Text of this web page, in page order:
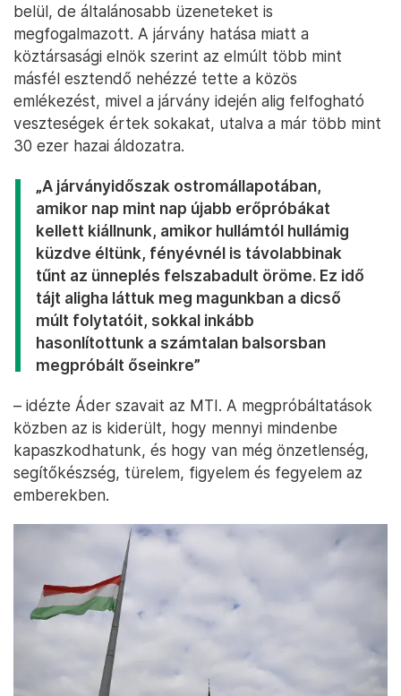
belül, de általánosabb üzeneteket is
megfogalmazott. A járvány hatása miatt a
köztársasági elnök szerint az elmúlt több mint
másfél esztendő nehézzé tette a közös
emlékezést, mivel a járvány idején alig felfogható
veszteségek értek sokakat, utalva a már több mint
30 ezer hazai áldozatra.
„A járványidőszak ostromállapotában,
amikor nap mint nap újabb erőpróbákat
kellett kiállnunk, amikor hullámtól hullámig
küzdve éltünk, fényévnél is távolabbinak
tűnt az ünneplés felszabadult öröme. Ez idő
tájt aligha láttuk meg magunkban a dicső
múlt folytatóit, sokkal inkább
hasonlítottunk a számtalan balsorsban
megpróbált őseinkre”
– idézte Áder szavait az MTI. A megpróbáltatások
közben az is kiderült, hogy mennyi mindenbe
kapaszkodhatunk, és hogy van még önzetlenség,
segítőkészség, türelem, figyelem és fegyelem az
emberekben.